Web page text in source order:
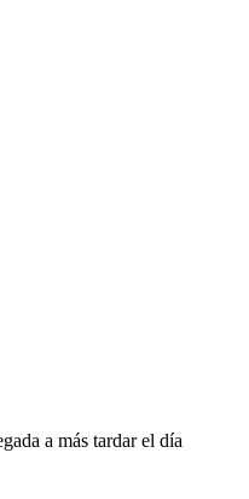
a más tardar el día